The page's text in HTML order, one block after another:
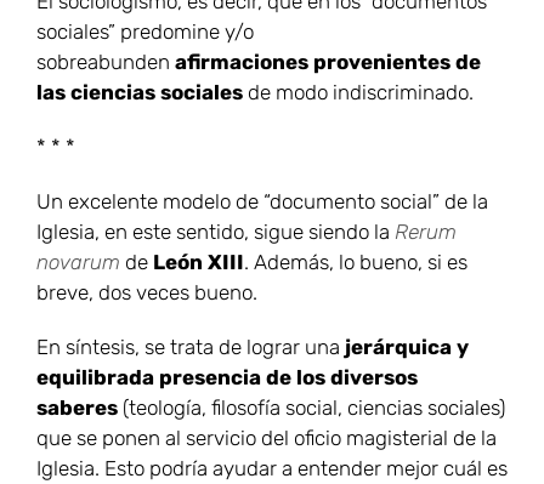
sociales” predomine y/o
sobreabunden afirmaciones provenientes de
las ciencias sociales de modo indiscriminado.
* * *
Un excelente modelo de “documento social” de la
Iglesia, en este sentido, sigue siendo la Rerum
novarum de León XIII. Además, lo bueno, si es
breve, dos veces bueno.
En síntesis, se trata de lograr una jerárquica y
equilibrada presencia de los diversos
saberes (teología, filosofía social, ciencias sociales)
que se ponen al servicio del oficio magisterial de la
Iglesia. Esto podría ayudar a entender mejor cuál es